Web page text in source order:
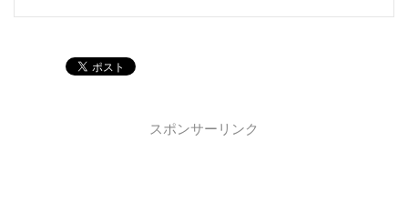
スポンサーリンク